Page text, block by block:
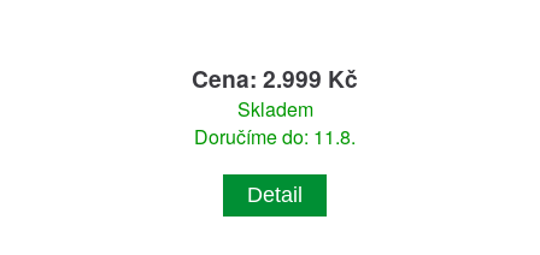
Cena: 2.999 Kč
Skladem
Doručíme do: 11.8.
Detail